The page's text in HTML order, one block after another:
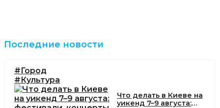
Последние новости
#Город
#Культура
Что делать в Киеве на
уикенд 7–9 августа: